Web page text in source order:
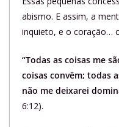
abismo. E assim, a
inquieto, e o coração…
“Todas as coisas me
coisas convêm; todas
não me deixarei
6:12).